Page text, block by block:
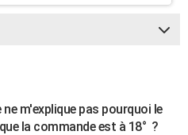
m'explique pas pourquoi le
la commande est à 18° ?